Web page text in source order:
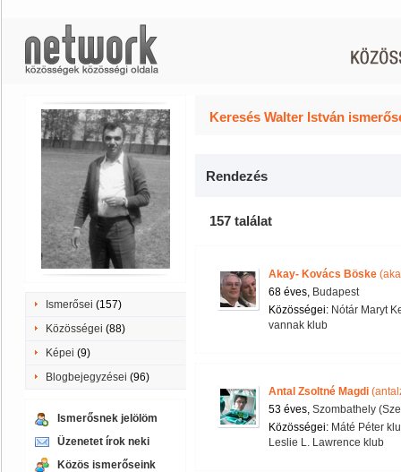
Ismerősei (157)
Közösségei (88)
Képei (9)
Blogbejegyzései (96)
Ismerősnek jelölöm
Üzenetet írok neki
Közös ismerőseink
Keresés Walter István
Rendezés
157 találat
Akay- Kovács Böske
68 éves, Budapest
Közösségei: Nótár Maryt
vannak klub
Antal Zsoltné Magdi
53 éves, Szombathely
Közösségei: Máté Péter
Leslie L. Lawrence klub